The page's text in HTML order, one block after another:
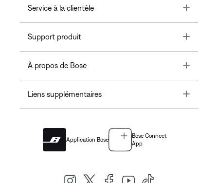
Service à la clientèle Toggle
Support produit Toggle
À propos de Bose Toggle
Liens supplémentaires Toggle
Application Bose
Bose Connect
App